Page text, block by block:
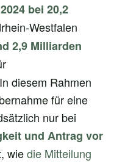
2024 bei 20,2
Westfalen
2,9 Milliarden
diesem Rahmen
für eine
nur bei
und Antrag vor
wiedie Mitteilung